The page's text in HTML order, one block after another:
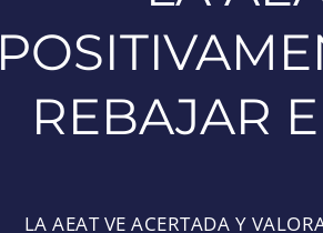
REBAJAR
LA AEAT VE ACERTADA Y